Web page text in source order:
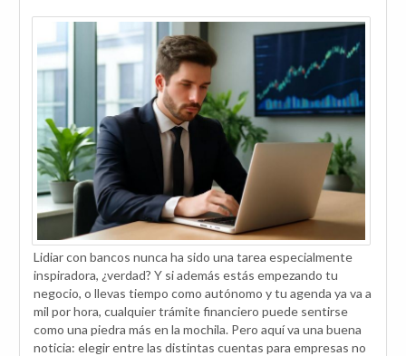
Lidiar con bancos nunca ha sido una tarea especialmente
inspiradora, ¿verdad? Y si además estás empezando tu
negocio, o llevas tiempo como autónomo y tu agenda ya va a
mil por hora, cualquier trámite financiero puede sentirse
como una piedra más en la mochila. Pero aquí va una buena
noticia: elegir entre las distintas cuentas para empresas no